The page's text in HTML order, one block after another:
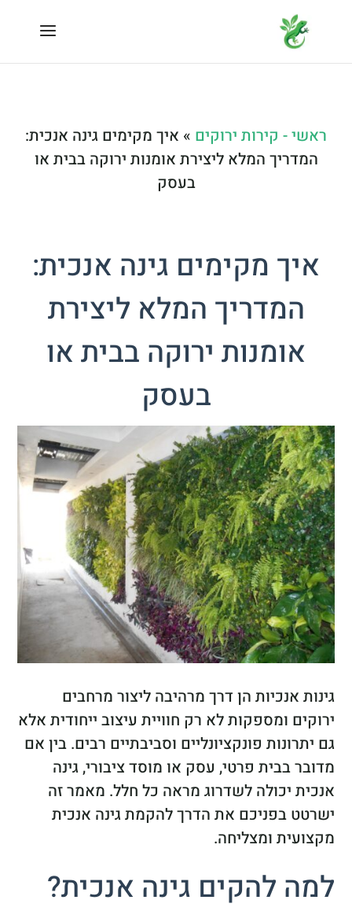
ראשי - קירות ירוקים » איך מקימים גינה אנכית:
המדריך המלא ליצירת אומנות ירוקה בבית או
בעסק
איך מקימים גינה אנכית:
המדריך המלא ליצירת
אומנות ירוקה בבית או
בעסק
גינות אנכיות הן דרך מרהיבה ליצור מרחבים
ירוקים ומספקות לא רק חוויית עיצוב ייחודית אלא
גם יתרונות פונקציונליים וסביבתיים רבים. בין אם
מדובר בבית פרטי, עסק או מוסד ציבורי, גינה
אנכית יכולה לשדרוג מראה כל חלל. מאמר זה
ישרטט בפניכם את הדרך להקמת גינה אנכית
מקצועית ומצליחה.
למה להקים גינה אנכית?